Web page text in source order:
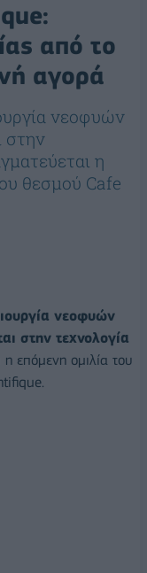
από το
αγορά
νεοφυών
στην
η
θεσμού Cafe
νεοφυών
στην τεχνολογία
η επόμενη ομιλία του